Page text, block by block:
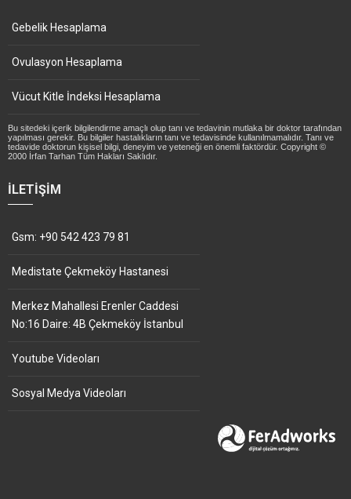
Gebelik Hesaplama
Ovulasyon Hesaplama
Vücut Kitle İndeksi Hesaplama
Bu sitedeki içerik bilgilendirme amaçlı olup tanı ve tedavinin mutlaka bir doktor tarafından
yapılması gerekir. Bu bilgiler hastalıkların tanı ve tedavisinde kullanılmamalıdır. Tanı ve
tedavide doktorun kişisel bilgi, deneyim ve yeteneği en önemli faktördür. Copyright ©
2000 İrfan Tarhan Tüm Hakları Saklıdır.
İLETIŞIM
Gsm: +90 542 423 79 81
Medistate Çekmeköy Hastanesi
Merkez Mahallesi Erenler Caddesi
No:16 Daire: 4B Çekmeköy İstanbul
Youtube Videoları
Sosyal Medya Videoları